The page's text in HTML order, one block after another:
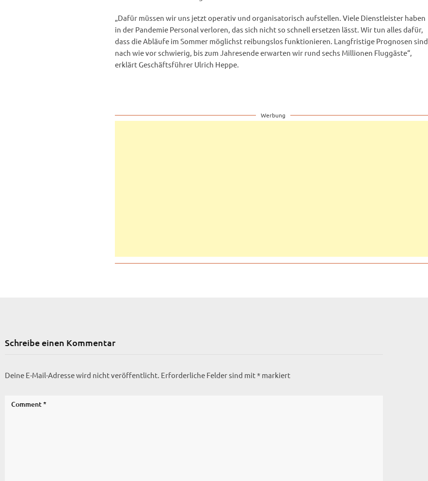
„Dafür müssen wir uns jetzt operativ und organisatorisch aufstellen. Viele Dienstleister haben
in der Pandemie Personal verloren, das sich nicht so schnell ersetzen lässt. Wir tun alles dafür,
dass die Abläufe im Sommer möglichst reibungslos funktionieren. Langfristige Prognosen sind
nach wie vor schwierig, bis zum Jahresende erwarten wir rund sechs Millionen Fluggäste“,
erklärt Geschäftsführer Ulrich Heppe.
Werbung
Schreibe einen Kommentar
Deine E-Mail-Adresse wird nicht veröffentlicht. Erforderliche Felder sind mit* markiert